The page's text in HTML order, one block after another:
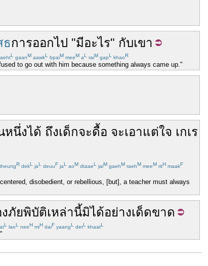
ธการออกไป "มีอะไร" กับเขา
L gaanM aawkL bpaiM meeM aL raiM gapL khaoR
to go out with him because something always came up."
หนึ่งได้ ถึงเด็กจะดื้อ จะเอาแต่ใจ เกเร
theungR dekL jaL deuuF jaL aoM dtaaeL jaiM gaehM raehM meeM ritH maakF
disobedient, or rebellious, [but], a teacher must always
ภัยพิบัติเหล่านี้มิได้อย่างเด็ดขาด
L laoL neeH miH daiF yaangL detL khaatL